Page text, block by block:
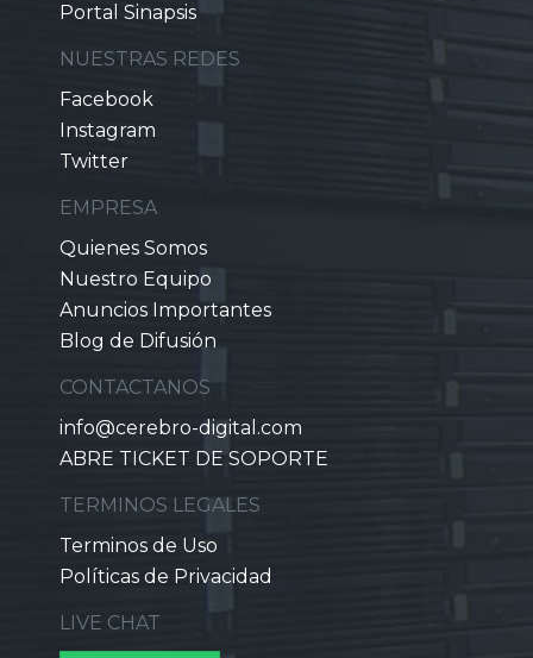
Portal Sinapsis
NUESTRAS REDES
Facebook
Instagram
Twitter
EMPRESA
Quienes Somos
Nuestro Equipo
Anuncios Importantes
Blog de Difusión
CONTACTANOS
info@cerebro-digital.com
ABRE TICKET DE SOPORTE
TERMINOS LEGALES
Terminos de Uso
Políticas de Privacidad
LIVE CHAT